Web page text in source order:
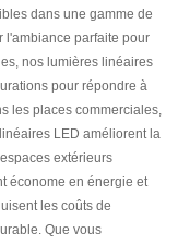
dans une gamme de
l'ambiance parfaite pour
nos lumières linéaires
pour répondre à
les places commerciales,
LED améliorent la
extérieurs
économe en énergie et
les coûts de
Que vous